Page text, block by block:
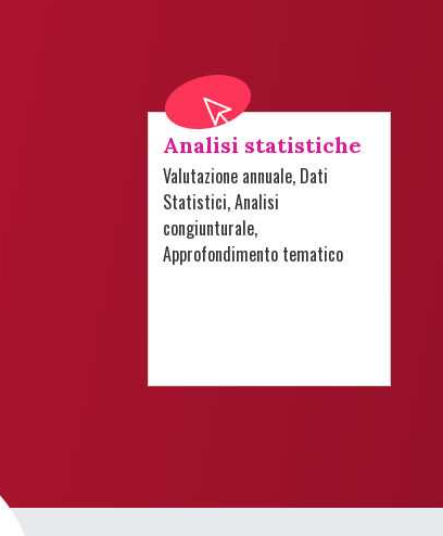
Analisi statistiche
Valutazione annuale, Dati
Statistici, Analisi
congiunturale,
Approfondimento tematico